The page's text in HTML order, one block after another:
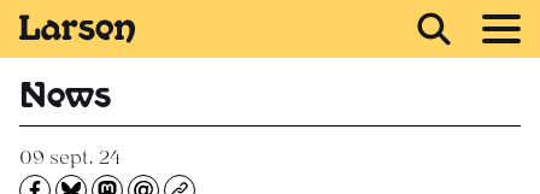
News
09 sept. 24
Partagez sur Facebook
Partager sur Bluesky
Partager sur Mastodon
Partagez par e-mail
Copiez l’url